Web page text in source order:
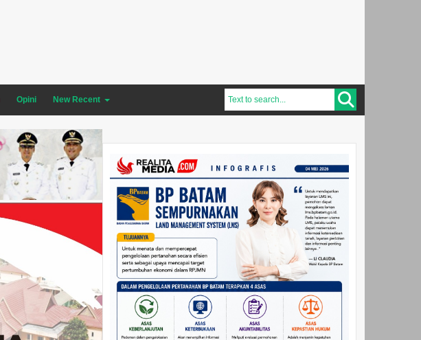
Opini New Recent